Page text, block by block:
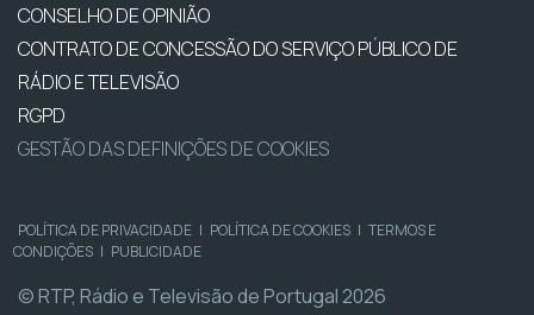
CONSELHO DE OPINIÃO
CONTRATO DE CONCESSÃO DO SERVIÇO PÚBLICO DE
RÁDIO E TELEVISÃO
RGPD
GESTÃO DAS DEFINIÇÕES DE COOKIES
POLÍTICA DE PRIVACIDADE | POLÍTICA DE COOKIES | TERMOS E
CONDIÇÕES | PUBLICIDADE
© RTP, Rádio e Televisão de Portugal 2026